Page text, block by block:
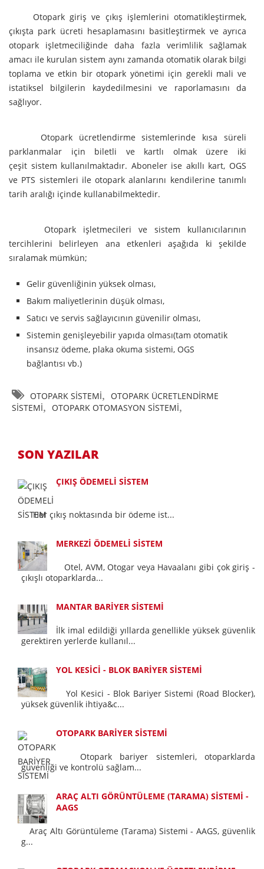
Otopark giriş ve çıkış işlemlerini otomatikleştirmek,
çıkışta park ücreti hesaplamasını basitleştirmek ve ayrıca
otopark işletmeciliğinde daha fazla verimlilik sağlamak
amacı ile kurulan sistem aynı zamanda otomatik olarak bilgi
toplama ve etkin bir otopark yönetimi için gerekli mali ve
istatiksel bilgilerin kaydedilmesini ve raporlamasını da
sağlıyor.
Otopark ücretlendirme sistemlerinde kısa süreli
parklanmalar için biletli ve kartlı olmak üzere iki
çeşit sistem kullanılmaktadır. Aboneler ise akıllı kart, OGS
ve PTS sistemleri ile otopark alanlarını kendilerine tanımlı
tarih aralığı içinde kullanabilmektedir.
Otopark işletmecileri ve sistem kullanıcılarının
tercihlerini belirleyen ana etkenleri aşağıda ki şekilde
sıralamak mümkün;
Gelir güvenliğinin yüksek olması,
Bakım maliyetlerinin düşük olması,
Satıcı ve servis sağlayıcının güvenilir olması,
Sistemin genişleyebilir yapıda olması(tam otomatik
insansız ödeme, plaka okuma sistemi, OGS
bağlantısı vb.)
OTOPARK SİSTEMİ,
OTOPARK ÜCRETLENDİRME
SİSTEMİ, OTOPARK OTOMASYON SİSTEMİ,
SON YAZILAR
ÇIKIŞ ÖDEMELİ SİSTEM
Her çıkış noktasında bir ödeme ist...
MERKEZİ ÖDEMELİ SİSTEM
Otel, AVM, Otogar veya Havaalanı gibi çok giriş -
çıkışlı otoparklarda...
MANTAR BARİYER SİSTEMİ
İlk imal edildiği yıllarda genellikle yüksek güvenlik
gerektiren yerlerde kullanıl...
YOL KESİCİ - BLOK BARİYER SİSTEMİ
Yol Kesici - Blok Bariyer Sistemi (Road Blocker),
yüksek güvenlik ihtiya&c...
OTOPARK BARİYER SİSTEMİ
Otopark bariyer sistemleri, otoparklarda
güvenliği ve kontrolü sağlam...
ARAÇ ALTI GÖRÜNTÜLEME (TARAMA) SİSTEMİ -
AAGS
Araç Altı Görüntüleme (Tarama) Sistemi - AAGS, güvenlik
g...